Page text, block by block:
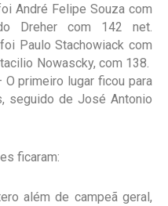
André Felipe Souza com
Dreher com 142 net.
Paulo Stachowiack com
Nowascky, com 138.
primeiro lugar ficou para
seguido de José Antonio
ficaram:
além de campeã geral,